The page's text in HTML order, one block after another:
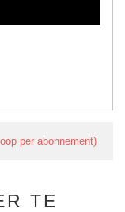
per abonnement)
TE